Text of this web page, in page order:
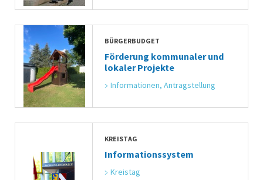
BÜRGERBUDGET
Förderung kommunaler und
lokaler Projekte
Informationen, Antragstellung
KREISTAG
Informationssystem
Kreistag